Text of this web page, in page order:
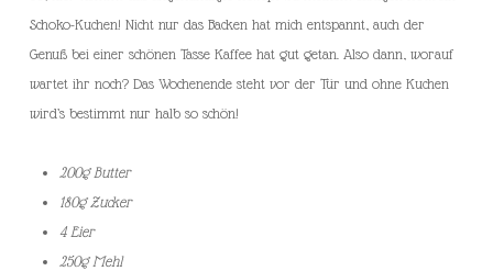
Schoko-Kuchen! Nicht nur das Backen hat mich entspannt, auch der
Genuß bei einer schönen Tasse Kaffee hat gut getan. Also dann, worauf
wartet ihr noch? Das Wochenende steht vor der Tür und ohne Kuchen
wird’s bestimmt nur halb so schön!
200g Butter
180g Zucker
4 Eier
250g Mehl